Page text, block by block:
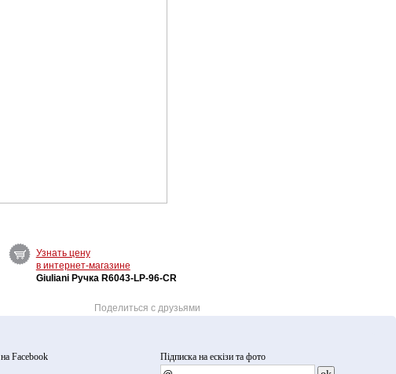
Узнать цену
в интернет-магазине
Giuliani Ручка R6043-LP-96-CR
Поделиться с друзьями
на Facebook Підписка на ескізи та фото